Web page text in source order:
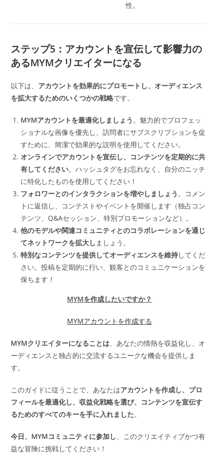
性。
ステップ5：アカウントを宣伝して影響力の
あるMYMクリエイターになる
以下は、 アカウントを効果的にプロモートし、オーディエンス
を拡大するためのいくつかの戦略です。
MYMアカウントを最適化しましょう 。魅力的でプロフェッ
ショナルな画像を優先し、訪問者にサブスクリプションを促
すために、簡潔で効果的な説明を使用してください。
オンラインでアカウントを宣伝し、コンテンツを定期的に共
有してください。ハッシュタグをお忘れなく、自分のニッチ
に特化したものを使用してください！
フォロワーとのインタラクションを増やしましょう 。コメン
トに返信し、コンテストやイベントを開催します（独占コン
テンツ、Q&Aセッション、特別プロモーションなど）。
他のモデルや関連コミュニティとのコラボレーションを通じ
てネットワークを拡大し ましょう。
特別なコンテンツを提供してオーディエンスを維持してくだ
さい。投稿を定期的に行い、観客とのコミュニケーションを
保ちます！
MYMを作成したいですか？
MYMアカウントを作成する
MYMクリエイターになることは 、あなたの情熱を収益化し、オ
ーディエンスと独占的に交流するユニークな機会を提供しま
す。
このガイドに従うことで、あなたはアカウントを作成し、プロ
フィールを最適化し、収益化戦略を選び、コンテンツを宣伝す
るためのすべてのキーを手に入れました。
今日、MYMコミュニティに参加し 、このクリエイティブかつ有
益な冒険に挑戦してください！